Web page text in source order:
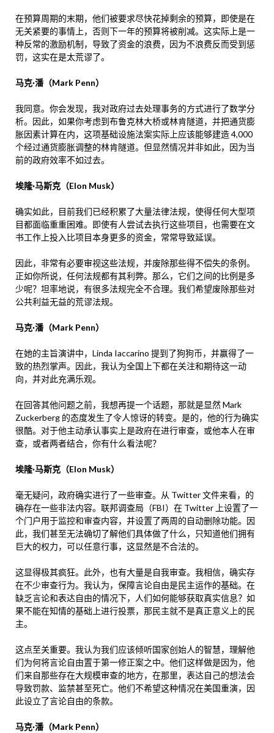
在预算周期的末期，他们被要求尽快花掉剩余的预算，即使是在
无关紧要的事情上，否则下一年的预算将被削减。这实际上是一
种反常的激励机制，导致了资金的浪费，因为不浪费反而受到惩
罚，这实在是太荒谬了。
马克·潘（Mark Penn）
我同意。你会发现，我对政府过去处理事务的方式进行了数学分
析。因此，如果你考虑到布鲁克林大桥或林肯隧道，并把通货膨
胀因素计算在内，这项基础设施法案实际上应该能够建造 4,000
个经过通货膨胀调整的林肯隧道。但显然情况并非如此，因为当
前的政府效率不如过去。
埃隆·马斯克（Elon Musk）
确实如此，目前我们已经积累了大量法律法规，使得任何大型项
目都面临重重困难。即使有人尝试去执行这些项目，也需要在文
书工作上投入比项目本身更多的资金，常常导致延误。
因此，非常有必要审视这些法规，并废除那些得不偿失的条例。
正如你所说，任何法规都有其利弊。那么，它们之间的比例是多
少呢？坦率地说，有很多法规完全不合理。我们希望废除那些对
公共利益无益的荒谬法规。
马克·潘（Mark Penn）
在她的主旨演讲中，Linda Iaccarino 提到了狗狗币，并赢得了一
致的热烈掌声。因此，我认为全国上下都在关注和期待这一动
向，并对此充满乐观。
在回答其他问题之前，我想再提一个话题，那就是显然 Mark
Zuckerberg 的态度发生了令人惊讶的转变。是的，他的行为确实
很酷。对于他主动承认事实上是政府在进行审查，或他本人在审
查，或者两者结合，你有什么看法呢？
埃隆·马斯克（Elon Musk）
毫无疑问，政府确实进行了一些审查。从 Twitter 文件来看，的
确存在一些非法内容。联邦调查局（FBI）在 Twitter 上设置了一
个门户用于监控和审查内容，并设置了两周的自动删除功能。因
此，我们甚至无法确切了解他们具体做了什么，只知道他们拥有
巨大的权力，可以任意行事，这显然是不合法的。
这显得极其疯狂。此外，也有大量是自我审查。我相信，确实存
在不少审查行为。我认为，保障言论自由是民主运作的基础。在
缺乏言论和表达自由的情况下，人们如何能够获取真实信息？如
果不能在知情的基础上进行投票，那民主就不是真正意义上的民
主。
这点至关重要。我认为我们应该倾听国家创始人的智慧，理解他
们为何将言论自由置于第一修正案之中。他们这样做是因为，他
们来自那些存在大规模审查的地方，在那里，表达自己的想法会
导致罚款、监禁甚至死亡。他们不希望这种情况在美国重演，因
此设立了言论自由的条款。
马克·潘（Mark Penn）